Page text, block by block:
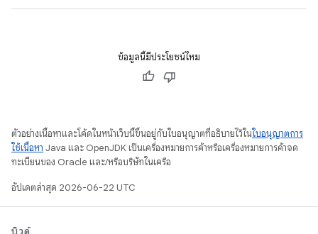
ข้อมูลนี้มีประโยชน์ไหม
ตัวอย่างเนื้อหาและโค้ดในหน้าเว็บนี้ขึ้นอยู่กับใบอนุญาตที่อธิบายไว้ในใบอนุญาตการ
ใช้เนื้อหา Java และ OpenJDK เป็นเครื่องหมายการค้าหรือเครื่องหมายการค้าจด
ทะเบียนของ Oracle และ/หรือบริษัทในเครือ
อัปเดตล่าสุด 2026-06-22 UTC
บิวด์